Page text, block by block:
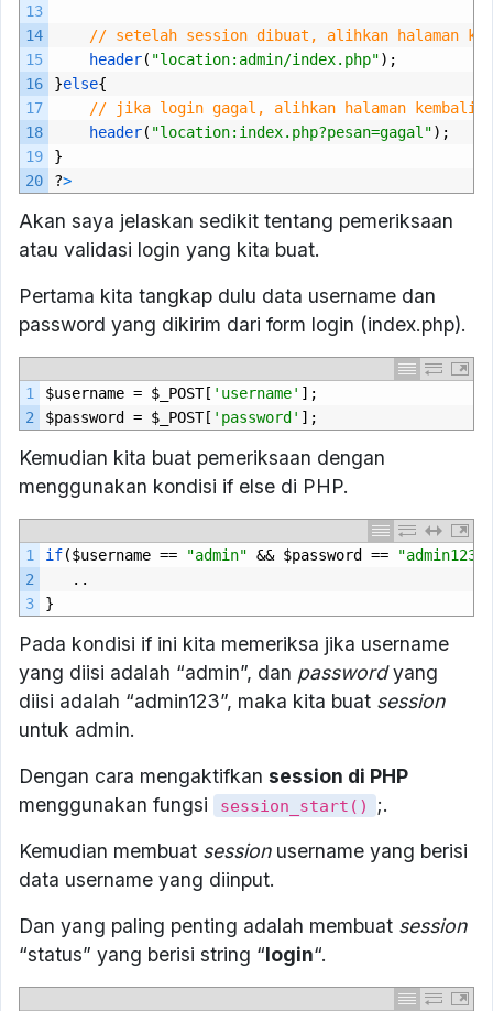
13
14
15
16
17
18
19
20
// setelah session dibuat, alihkan halaman ke
header( "location:admin/index.php");
}else{
// jika login gagal, alihkan halaman kembali
header( "location:index.php?pesan=gagal");
}
?>
Akan saya jelaskan sedikit tentang pemeriksaan
atau validasi login yang kita buat.
Pertama kita tangkap dulu data username dan
password yang dikirim dari form login (index.php).
1
2
$username = $ _POST[ 'username' ];
$password = $ _POST[ 'password' ];
Kemudian kita buat pemeriksaan dengan
menggunakan kondisi if else di PHP.
1
2
3
if($username == "admin" && $password == "admin123"
..
}
Pada kondisi if ini kita memeriksa jika username
yang diisi adalah “admin”, dan passwordyang
diisi adalah “admin123”, maka kita buat session
untuk admin.
Dengan cara mengaktifkan session di PHP
menggunakan fungsi
session_start()
;.
Kemudian membuat sessionusername yang berisi
data username yang diinput.
Dan yang paling penting adalah membuat session
“status” yang berisi string “login“.